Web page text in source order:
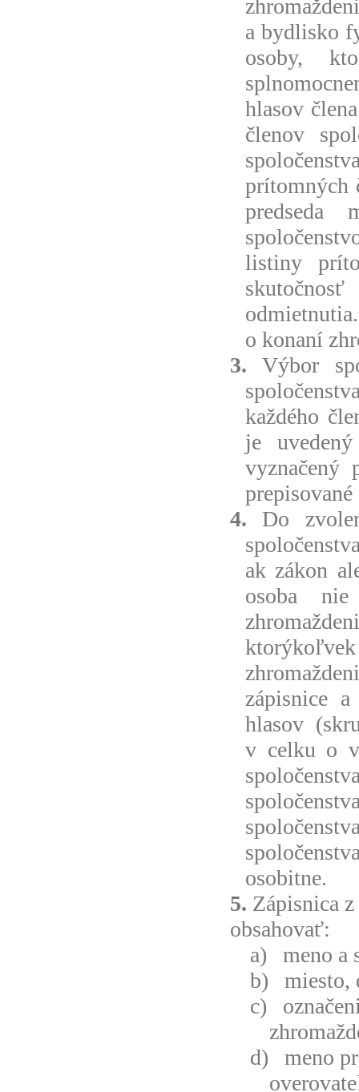
a bydlisko
osoby,
hlasov
členov
prítomných
predseda
listiny
o konaní
3. Výbor
každého
je
vyznačený
4. Do
ak zákon
osoba
zápisnice
hlasov
v celku o
osobitne.
5. Zápisnica
obsahovať:
a)
meno a
b)
miesto,
c)
d)
meno